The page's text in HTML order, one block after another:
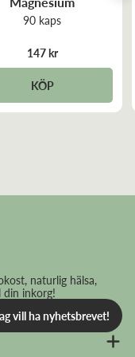
250
50
90 kaps
147 kr
KÖP
naturlig hälsa,
inkorg!
vill ha nyhetsbrevet!